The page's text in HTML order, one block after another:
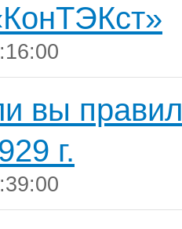
вы
г.